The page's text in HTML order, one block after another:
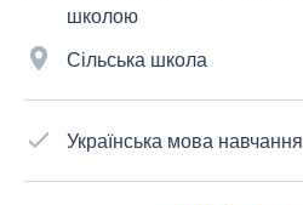
школою
Сільська школа
Українська мова навчання